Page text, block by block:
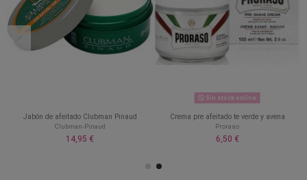
Jabón de afeitado Clubman Pinaud
Clubman-Pinaud
14,95 €
Sin stock online
Crema pre afeitado te verde y avena
Proraso
6,50 €